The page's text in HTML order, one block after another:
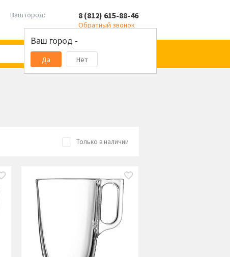
Ваш город:
Ваш город -
Да Нет
8 (812) 615-88-46
Обратный звонок
Только в наличии